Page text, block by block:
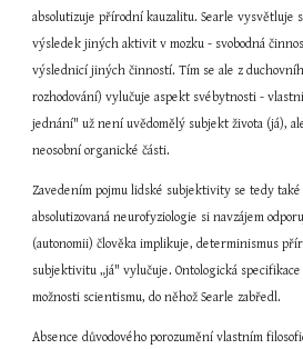
absolutizuje přírodní kauzalitu. Searle vysvětluje
výsledek jiných aktivit v mozku - svobodná
výslednicí jiných činností. Tím se ale z
rozhodování) vylučuje aspekt svébytnosti -
jednání" už není uvědomělý subjekt života (já),
neosobní organické části.
Zavedením pojmu lidské subjektivity se tedy také
absolutizovaná neurofyziologie si navzájem
(autonomii) člověka implikuje, determinismus
subjektivitu „já" vylučuje. Ontologická
možnosti scientismu, do něhož Searle zabředl.
Absence důvodového porozumění vlastním